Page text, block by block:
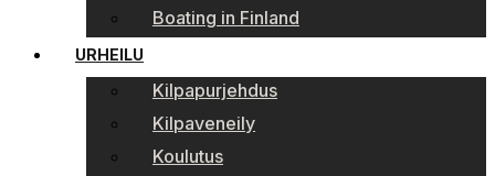
Boating in Finland
URHEILU
Kilpapurjehdus
Kilpaveneily
Koulutus